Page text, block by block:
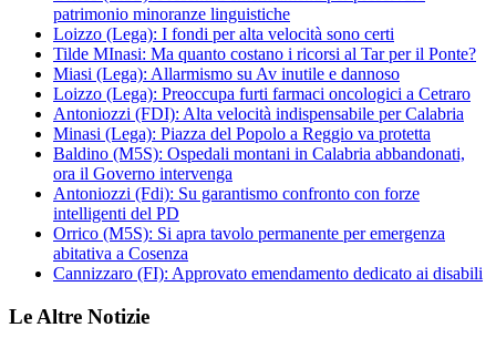
patrimonio minoranze linguistiche
Loizzo (Lega): I fondi per alta velocità sono certi
Tilde MInasi: Ma quanto costano i ricorsi al Tar per il Ponte?
Miasi (Lega): Allarmismo su Av inutile e dannoso
Loizzo (Lega): Preoccupa furti farmaci oncologici a Cetraro
Antoniozzi (FDI): Alta velocità indispensabile per Calabria
Minasi (Lega): Piazza del Popolo a Reggio va protetta
Baldino (M5S): Ospedali montani in Calabria abbandonati,
ora il Governo intervenga
Antoniozzi (Fdi): Su garantismo confronto con forze
intelligenti del PD
Orrico (M5S): Si apra tavolo permanente per emergenza
abitativa a Cosenza
Cannizzaro (FI): Approvato emendamento dedicato ai disabili
Le Altre Notizie